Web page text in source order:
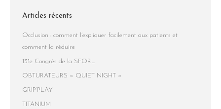
Articles récents
Occlusion : comment l’expliquer facilement aux patients et
comment la réduire
131e Congrès de la SFORL
OBTURATEURS « QUIET NIGHT »
GRIP’PLAY
TITANIUM